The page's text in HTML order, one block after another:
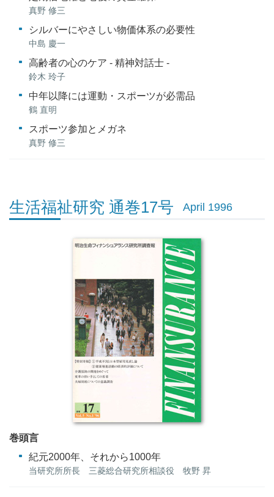
真野 修三
シルバーにやさしい物価体系の必要性
中島 慶一
高齢者の心のケア - 精神対話士 -
鈴木 玲子
中年以降には運動・スポーツが必需品
鶴 直明
スポーツ参加とメガネ
真野 修三
生活福祉研究 通巻17号 April 1996
巻頭言
紀元2000年、それから1000年
当研究所所長 三菱総合研究所相談役 牧野 昇